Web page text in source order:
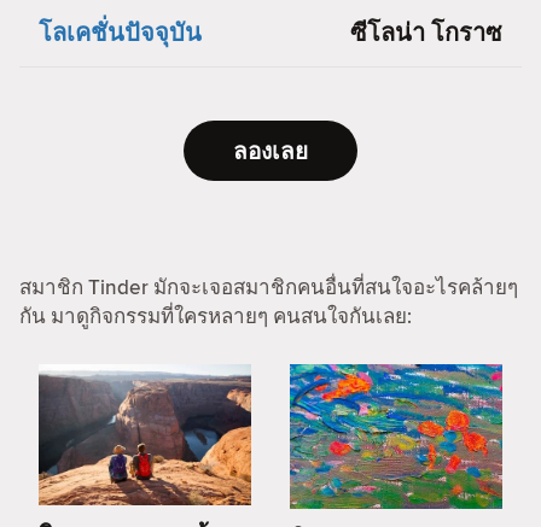
โลเคชั่นปัจจุบัน ซีโลน่า โกราซ
ลองเลย
สมาชิก Tinder มักจะเจอสมาชิกคนอื่นที่สนใจอะไรคล้ายๆ
กัน มาดูกิจกรรมที่ใครหลายๆ คนสนใจกันเลย: